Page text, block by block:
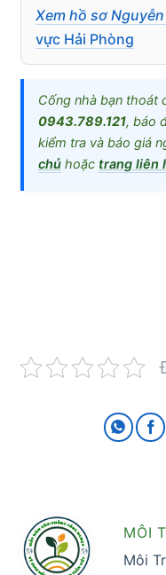
Xem hồ sơ
vực Hải Phòng
Cống nhà bạn thoát
0943.789.121, báo
kiểm tra và báo giá
chủ hoặc trang liên
MÔI
Môi